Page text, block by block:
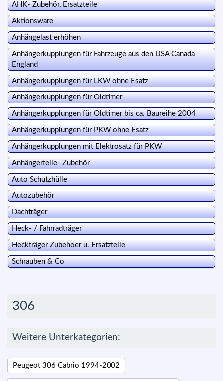
AHK- Zubehör, Ersatzteile
Aktionsware
Anhängelast erhöhen
Anhängerkupplungen für Fahrzeuge aus den USA Canada
England
Anhängerkupplungen für LKW ohne Esatz
Anhängerkupplungen für Oldtimer
Anhängerkupplungen für Oldtimer bis ca. Baureihe 2004
Anhängerkupplungen für PKW ohne Esatz
Anhängerkupplungen mit Elektrosatz für PKW
Anhängerteile- Zubehör
Auto Schutzhülle
Autozubehör
Dachträger
Heck- / Fahrradträger
Heckträger Zubehoer u. Ersatzteile
Schrauben & Co
306
Weitere Unterkategorien:
Peugeot 306 Cabrio 1994-2002